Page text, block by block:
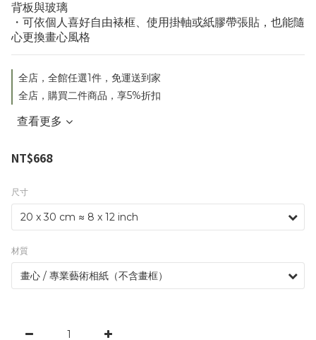
背板與玻璃
・可依個人喜好自由裱框、使用掛軸或紙膠帶張貼，也能隨
心更換畫心風格
全店，全館任選1件，免運送到家
全店，購買二件商品，享5%折扣
查看更多
NT$668
尺寸
材質